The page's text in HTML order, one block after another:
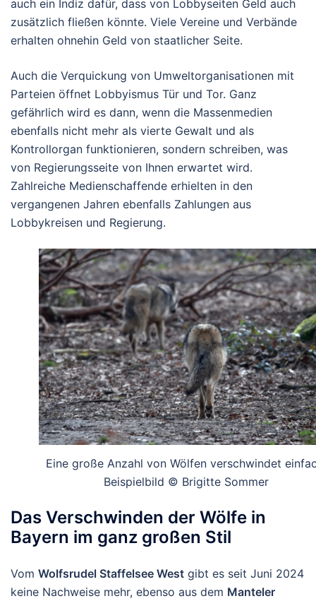
auch ein Indiz dafür, dass von Lobbyseiten Geld auch
zusätzlich fließen könnte. Viele Vereine und Verbände
erhalten ohnehin Geld von staatlicher Seite.
Auch die Verquickung von Umweltorganisationen mit
Parteien öffnet Lobbyismus Tür und Tor. Ganz
gefährlich wird es dann, wenn die Massenmedien
ebenfalls nicht mehr als vierte Gewalt und als
Kontrollorgan funktionieren, sondern schreiben, was
von Regierungsseite von Ihnen erwartet wird.
Zahlreiche Medienschaffende erhielten in den
vergangenen Jahren ebenfalls Zahlungen aus
Lobbykreisen und Regierung.
Eine große Anzahl von Wölfen verschwindet
Beispielbild © Brigitte Sommer
Das Verschwinden der Wölfe in
Bayern im ganz großen Stil
Vom Wolfsrudel Staffelsee West gibt es seit Juni 2024
keine Nachweise mehr, ebenso aus dem Manteler